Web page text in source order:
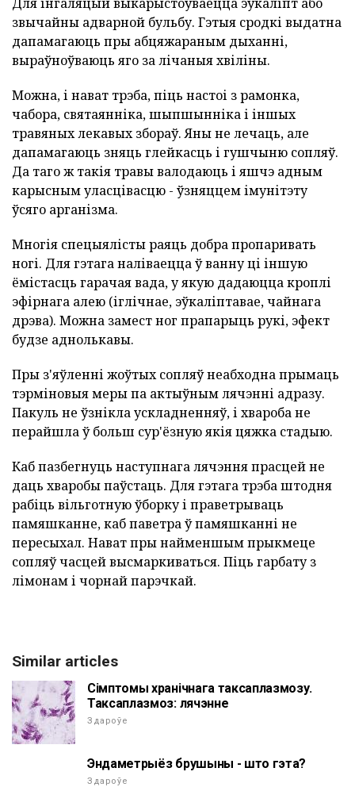
звычайны адварной бульбу. Гэтыя сродкі выдатна
дапамагаюць пры абцяжараным дыханні,
выраўноўваюць яго за лічаныя хвіліны.
Можна, і нават трэба, піць настоі з рамонка,
чабора, святаянніка, шыпшынніка і іншых
травяных лекавых збораў. Яны не лечаць, але
дапамагаюць зняць глейкасць і гушчыню сопляў.
Да таго ж такія травы валодаюць і яшчэ адным
карысным уласцівасцю - ўзняццем імунітэту
ўсяго арганізма.
Многія спецыялісты раяць добра пропаривать
ногі. Для гэтага наліваецца ў ванну ці іншую
ёмістасць гарачая вада, у якую дадаюцца кроплі
эфірнага алею (іглічнае, эўкаліптавае, чайнага
дрэва). Можна замест ног прапарыць рукі, эфект
будзе аднолькавы.
Пры з'яўленні жоўтых сопляў неабходна прымаць
тэрміновыя меры па актыўным лячэнні адразу.
Пакуль не ўзнікла ускладненняў, і хвароба не
перайшла ў больш сур'ёзную якія цяжка стадыю.
Каб пазбегнуць наступнага лячэння прасцей не
даць хваробы паўстаць. Для гэтага трэба штодня
рабіць вільготную ўборку і праветрываць
памяшканне, каб паветра ў памяшканні не
пересыхал. Нават пры найменшым прыкмеце
сопляў часцей высмаркиваться. Піць гарбату з
лімонам і чорнай парэчкай.
Similar articles
Сімптомы хранічнага таксаплазмозу.
Таксаплазмоз: лячэнне
Здароўе
Эндаметрыёз брушыны - што гэта?
Здароўе